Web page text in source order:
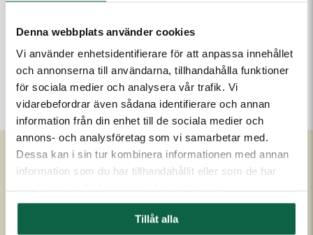
Denna webbplats använder cookies
Vi använder enhetsidentifierare för att anpassa innehållet
och annonserna till användarna, tillhandahålla funktioner
för sociala medier och analysera vår trafik. Vi
vidarebefordrar även sådana identifierare och annan
information från din enhet till de sociala medier och
annons- och analysföretag som vi samarbetar med.
Dessa kan i sin tur kombinera informationen med annan
information som du har tillhandahållit eller som de har
Tillåt alla
PRODUKTEGENSKAPER
Bredd (mm)
297
Om oss
Kontakta oss
FAQ